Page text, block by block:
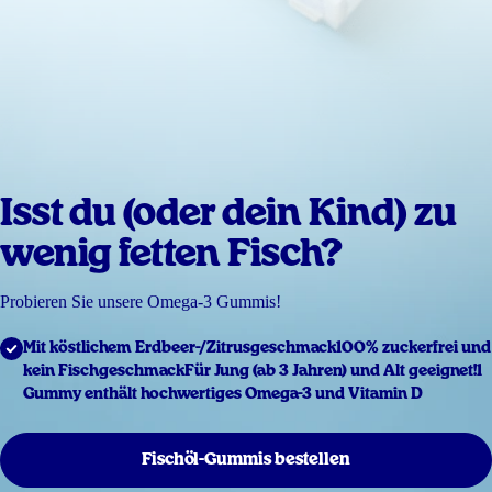
Isst du (oder dein Kind) zu
wenig fetten Fisch?
Probieren Sie unsere Omega-3 Gummis!
Mit köstlichem Erdbeer-/Zitrusgeschmack100% zuckerfrei und
kein FischgeschmackFür Jung (ab 3 Jahren) und Alt geeignet!1
Gummy enthält hochwertiges Omega-3 und Vitamin D
Fischöl-Gummis bestellen